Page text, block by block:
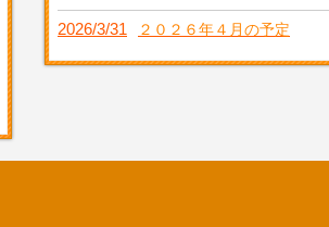
2026/3/31 ２０２６年４月の予定